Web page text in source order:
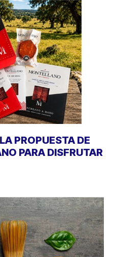
PROPUESTA DE
PARA DISFRUTAR